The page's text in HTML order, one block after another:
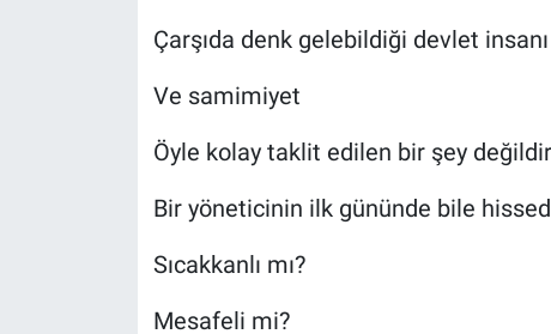
Çarşıda denk gelebildiği devlet
Ve samimiyet
Öyle kolay taklit edilen bir şey değildir
Bir yöneticinin ilk gününde bile
Sıcakkanlı mı?
Mesafeli mi?